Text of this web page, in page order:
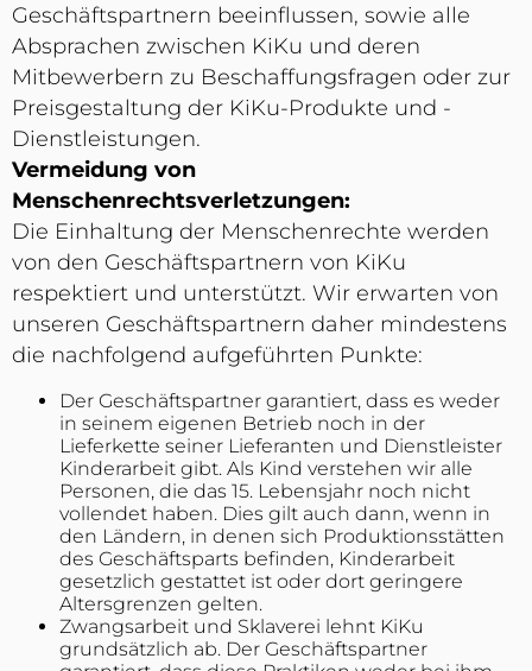
Geschäftspartnern beeinflussen, sowie alle
Absprachen zwischen KiKu und deren
Mitbewerbern zu Beschaffungsfragen oder zur
Preisgestaltung der KiKu-Produkte und -
Dienstleistungen.
Vermeidung von
Menschenrechtsverletzungen:
Die Einhaltung der Menschenrechte werden
von den Geschäftspartnern von KiKu
respektiert und unterstützt. Wir erwarten von
unseren Geschäftspartnern daher mindestens
die nachfolgend aufgeführten Punkte:
Der Geschäftspartner garantiert, dass es weder
in seinem eigenen Betrieb noch in der
Lieferkette seiner Lieferanten und Dienstleister
Kinderarbeit gibt. Als Kind verstehen wir alle
Personen, die das 15. Lebensjahr noch nicht
vollendet haben. Dies gilt auch dann, wenn in
den Ländern, in denen sich Produktionsstätten
des Geschäftsparts befinden, Kinderarbeit
gesetzlich gestattet ist oder dort geringere
Altersgrenzen gelten.
Zwangsarbeit und Sklaverei lehnt KiKu
grundsätzlich ab. Der Geschäftspartner